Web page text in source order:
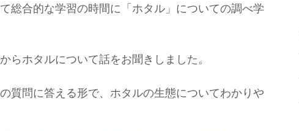
総合的な学習の時間に「ホタル」についての調べ学
らホタルについて話をお聞きしました。
質問に答える形で、ホタルの生態についてわかりや